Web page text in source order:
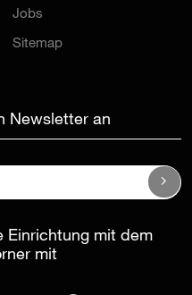
Jobs
Sitemap
Newsletter an
Einrichtung mit dem
mit